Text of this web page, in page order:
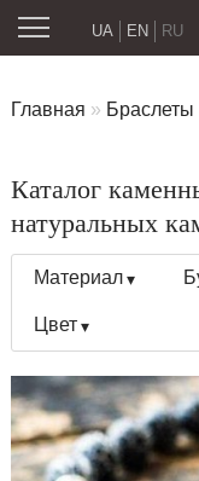
RU
UA EN
Главная » Браслеты
Каталог
натуральных
Материал
Цвет